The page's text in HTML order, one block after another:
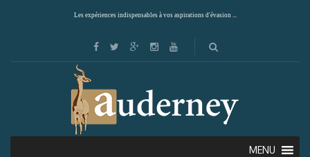
Les expériences indispensables à vos aspirations d'évasion ...
MENU
Showing the single result
Default sorting